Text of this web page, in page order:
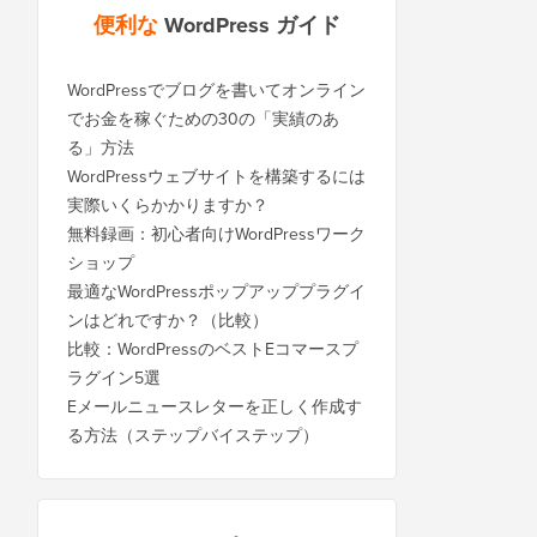
便利なWordPress ガイド
WordPressでブログを書いてオンライン
でお金を稼ぐための30の「実績のあ
る」方法
WordPressウェブサイトを構築するには
実際いくらかかりますか？
無料録画：初心者向けWordPressワーク
ショップ
最適なWordPressポップアッププラグイ
ンはどれですか？（比較）
比較：WordPressのベストEコマースプ
ラグイン5選
Eメールニュースレターを正しく作成す
る方法（ステップバイステップ）